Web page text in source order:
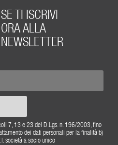
SE TI ISCRIVI
ORA ALLA
NEWSLETTER
7, 13 e 23 del D.Lgs. n. 196/2003, fino
dei dati personali per la finalità b)
società a socio unico